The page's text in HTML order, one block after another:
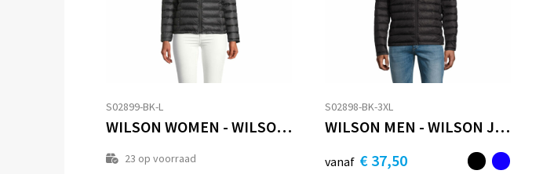
S02899-BK-L
WILSON WOMEN - WILSON JAS DAMES 380T
23 op voorraad
S02898-BK-3XL
WILSON MEN - WILSON JAS HEREN 380T
vanaf € 37,50